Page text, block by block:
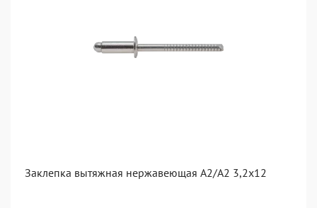
Заклепка вытяжная нержавеющая A2/A2 3,2x12